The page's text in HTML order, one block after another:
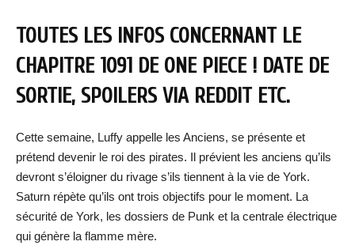
TOUTES LES INFOS CONCERNANT LE
CHAPITRE 1091 DE ONE PIECE ! DATE DE
SORTIE, SPOILERS VIA REDDIT ETC.
Cette semaine, Luffy appelle les Anciens, se présente et
prétend devenir le roi des pirates. Il prévient les anciens qu’ils
devront s’éloigner du rivage s’ils tiennent à la vie de York.
Saturn répète qu’ils ont trois objectifs pour le moment. La
sécurité de York, les dossiers de Punk et la centrale électrique
qui génère la flamme mère.